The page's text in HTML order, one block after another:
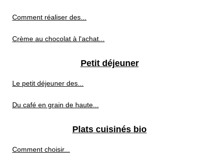
Comment réaliser des...
Crème au chocolat à l'achat...
Petit déjeuner
Le petit déjeuner des...
Du café en grain de haute...
Plats cuisinés bio
Comment choisir...